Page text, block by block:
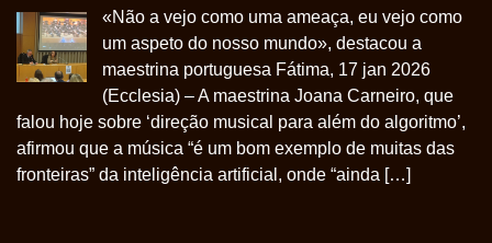
«Não a vejo como uma ameaça, eu vejo como
um aspeto do nosso mundo», destacou a
maestrina portuguesa Fátima, 17 jan 2026
(Ecclesia) – A maestrina Joana Carneiro, que
falou hoje sobre ‘direção musical para além do algoritmo’,
afirmou que a música “é um bom exemplo de muitas das
fronteiras” da inteligência artificial, onde “ainda […]